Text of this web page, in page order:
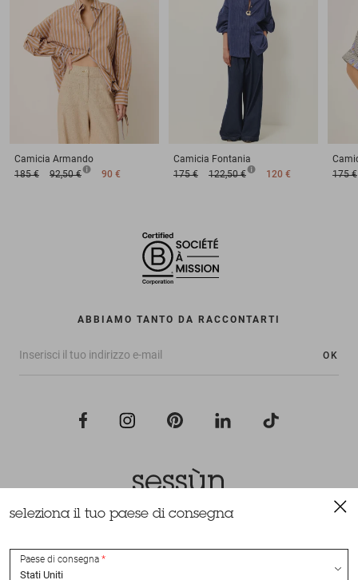
Camicia Armando
185 €
92,50 € 90 €
Camicia Fontania
175 €
122,50 € 120 €
175 €
ABBIAMO TANTO DA RACCONTARTI
OK
Tutti i diritti riservati Sessùn 2022
seleziona il tuo paese di consegna
Paese di consegna